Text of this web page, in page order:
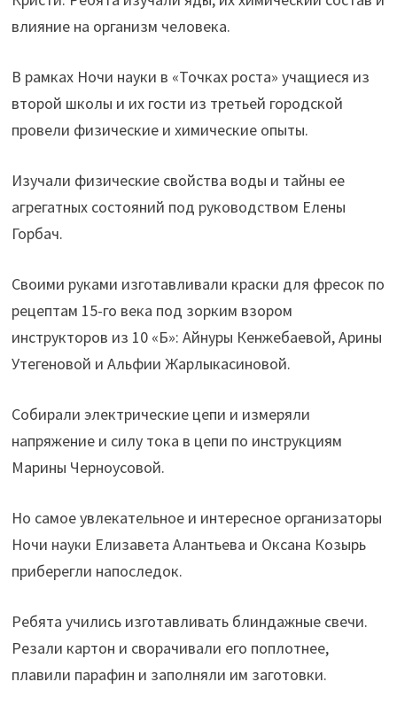
влияние на организм человека.
В рамках Ночи науки в «Точках роста» учащиеся из
второй школы и их гости из третьей городской
провели физические и химические опыты.
Изучали физические свойства воды и тайны ее
агрегатных состояний под руководством Елены
Горбач.
Своими руками изготавливали краски для фресок по
рецептам 15-го века под зорким взором
инструкторов из 10 «Б»: Айнуры Кенжебаевой, Арины
Утегеновой и Альфии Жарлыкасиновой.
Собирали электрические цепи и измеряли
напряжение и силу тока в цепи по инструкциям
Марины Черноусовой.
Но самое увлекательное и интересное организаторы
Ночи науки Елизавета Алантьева и Оксана Козырь
приберегли напоследок.
Ребята учились изготавливать блиндажные свечи.
Резали картон и сворачивали его поплотнее,
плавили парафин и заполняли им заготовки.